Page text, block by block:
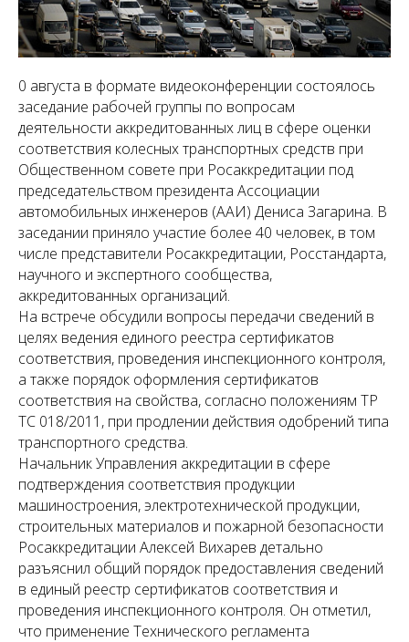
0 августа в формате видеоконференции состоялось
заседание рабочей группы по вопросам
деятельности аккредитованных лиц в сфере оценки
соответствия колесных транспортных средств при
Общественном совете при Росаккредитации под
председательством президента Ассоциации
автомобильных инженеров (ААИ) Дениса Загарина. В
заседании приняло участие более 40 человек, в том
числе представители Росаккредитации, Росстандарта,
научного и экспертного сообщества,
аккредитованных организаций.
На встрече обсудили вопросы передачи сведений в
целях ведения единого реестра сертификатов
соответствия, проведения инспекционного контроля,
а также порядок оформления сертификатов
соответствия на свойства, согласно положениям ТР
ТС 018/2011, при продлении действия одобрений типа
транспортного средства.
Начальник Управления аккредитации в сфере
подтверждения соответствия продукции
машиностроения, электротехнической продукции,
строительных материалов и пожарной безопасности
Росаккредитации Алексей Вихарев детально
разъяснил общий порядок предоставления сведений
в единый реестр сертификатов соответствия и
проведения инспекционного контроля. Он отметил,
что применение Технического регламента